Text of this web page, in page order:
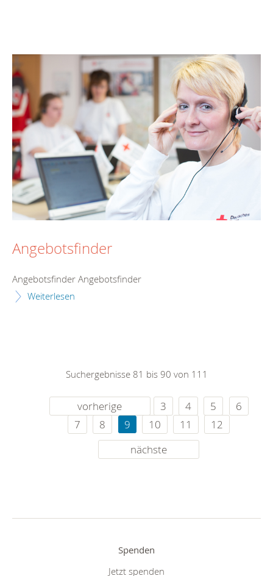
Angebotsfinder
Angebotsfinder Angebotsfinder
Weiterlesen
Suchergebnisse 81 bis 90 von 111
vorherige 3 4 5
6
7
8 9 10 11
12
nächste
Spenden
Jetzt spenden